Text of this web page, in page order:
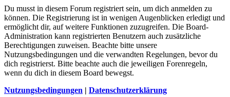
Du musst in diesem Forum registriert sein, um dich anmelden zu
können. Die Registrierung ist in wenigen Augenblicken erledigt und
ermöglicht dir, auf weitere Funktionen zuzugreifen. Die Board-
Administration kann registrierten Benutzern auch zusätzliche
Berechtigungen zuweisen. Beachte bitte unsere
Nutzungsbedingungen und die verwandten Regelungen, bevor du
dich registrierst. Bitte beachte auch die jeweiligen Forenregeln,
wenn du dich in diesem Board bewegst.
Nutzungsbedingungen | Datenschutzerklärung